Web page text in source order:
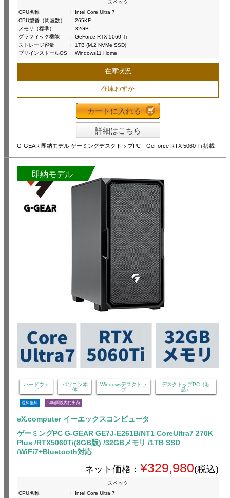
スペック
CPU名称
:
Intel Core Ultra 7
CPU型番（周波数）
:
265KF
メモリ（標準）
:
32GB
グラフィック機能
:
GeForce RTX 5060 Ti
ストレージ容量
:
1TB (M.2 NVMe SSD)
プリインストールOS : Windows11 Home
在庫状況
在庫わずか
カートに入れる
詳細はこちら
G-GEAR 即納モデル ゲーミングデスクトップPC GeForce RTX 5060 Ti 搭載
即納モデル
ハードウェ
ア
パソコン本
体
Windowsデスクトッ
プ
デスクトップPC（新
品）
送料無料 24時間以内に出荷
eX.computer イーエックスコンピュータ
ゲーミングPC G-GEAR GE7J-E261B/NT1 CoreUltra7 270K
Plus /RTX5060Ti(8GB版) /32GBメモリ /1TB SSD
/WiFi7+Bluetooth対応
ネット価格： ¥329,980(税込)
スペック
CPU名称
:
Intel Core Ultra 7